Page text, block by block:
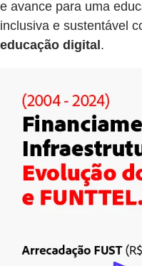
e avance para uma
inclusiva e sustentável
educação digital .